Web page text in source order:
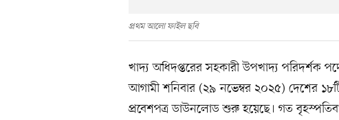
প্রথম আলো ফাইল ছবি
খাদ্য অধিদপ্তরের সহকারী উপখাদ্য পরিদর্শক
আগামী শনিবার (২৯ নভেম্বর ২০২৫) দেশের
প্রবেশপত্র ডাউনলোড শুরু হয়েছে। গত